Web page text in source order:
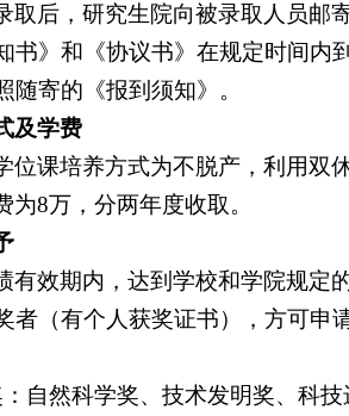
取后，研究生院向被录取人员邮
书》和《协议书》在规定时间内
随寄的《报到须知》。
及学费
位课培养方式为不脱产，利用
为8万，分两年度收取。
有效期内，达到学校和学院规
者（有个人获奖证书），方可申
：自然科学奖、技术发明奖、科